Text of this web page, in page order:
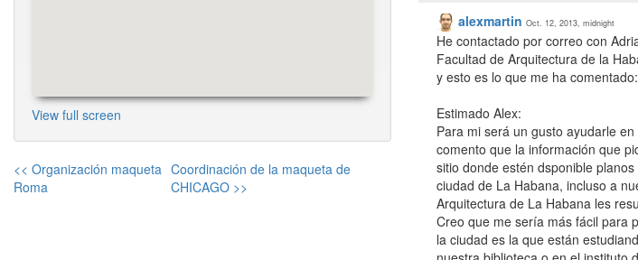
View full screen
<< Organización maqueta
Roma
Coordinación de la maqueta de
CHICAGO >>
alexmartin Oct. 12, 2013, midnight
He contactado por correo con
Facultad de Arquitectura de la
y esto es lo que me ha comentado:
Estimado Alex:
Para mi será un gusto ayudarle
comento que la información que
sitio donde estén dsponible
ciudad de La Habana, incluso a
Arquitectura de La Habana les
Creo que me sería más fácil para
la ciudad es la que están